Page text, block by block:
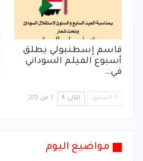
قاسم إسطنبولي يطلق
أسبوع الفيلم السوداني
في…
السابق التالي 1 من 272
مواضيع اليوم